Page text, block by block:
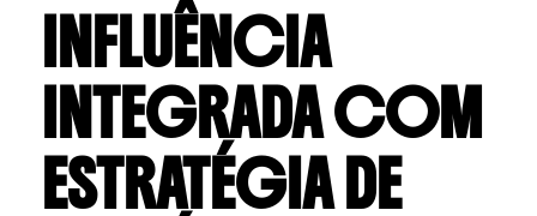
INFLUÊNCIA
INTEGRADA COM
ESTRATÉGIA DE